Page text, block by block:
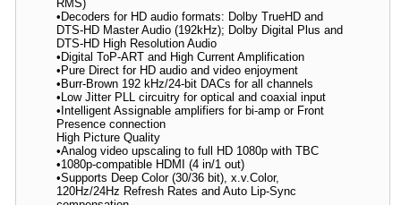
RMS)
•Decoders for HD audio formats: Dolby TrueHD and
DTS-HD Master Audio (192kHz); Dolby Digital Plus and
DTS-HD High Resolution Audio
•Digital ToP-ART and High Current Amplification
•Pure Direct for HD audio and video enjoyment
•Burr-Brown 192 kHz/24-bit DACs for all channels
•Low Jitter PLL circuitry for optical and coaxial input
•Intelligent Assignable amplifiers for bi-amp or Front
Presence connection
High Picture Quality
•Analog video upscaling to full HD 1080p with TBC
•1080p-compatible HDMI (4 in/1 out)
•Supports Deep Color (30/36 bit), x.v.Color,
120Hz/24Hz Refresh Rates and Auto Lip-Sync